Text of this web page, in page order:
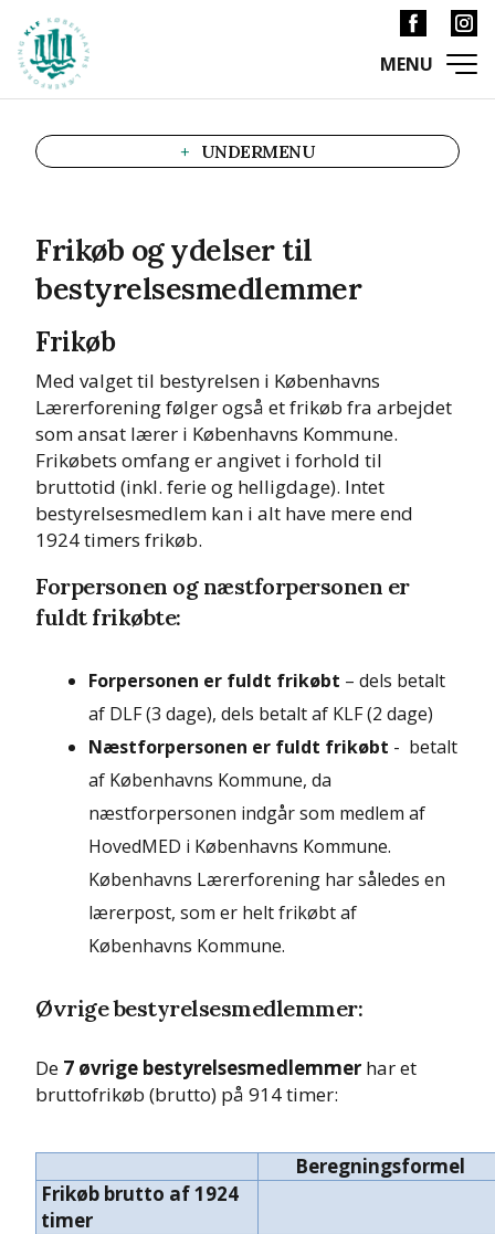
UNDERMENU
Frikøb og ydelser til
bestyrelsesmedlemmer
Frikøb
Med valget til bestyrelsen i Københavns
Lærerforening følger også et frikøb fra arbejdet
som ansat lærer i Københavns Kommune.
Frikøbets omfang er angivet i forhold til
bruttotid (inkl. ferie og helligdage). Intet
bestyrelsesmedlem kan i alt have mere end
1924 timers frikøb.
Forpersonen og næstforpersonen er
fuldt frikøbte:
Forpersonen er fuldt frikøbt – dels betalt
af DLF (3 dage), dels betalt af KLF (2 dage)
Næstforpersonen er fuldt frikøbt - betalt
af Københavns Kommune, da
næstforpersonen indgår som medlem af
HovedMED i Københavns Kommune.
Københavns Lærerforening har således en
lærerpost, som er helt frikøbt af
Københavns Kommune.
Øvrige bestyrelsesmedlemmer:
De 7 øvrige bestyrelsesmedlemmer har et
bruttofrikøb (brutto) på 914 timer:
Beregningsformel
Frikøb brutto af 1924
timer